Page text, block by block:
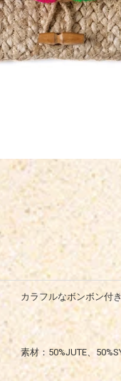
カラフルなボンボン付
素材：50%JUTE、